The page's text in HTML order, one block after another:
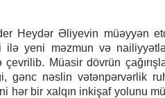
Heydər Əliyevin müəyyən
ilə yeni məzmun və
çevrilib. Müasir dövrün
gənc nəslin vətənpərvərlik
hər bir xalqın inkişaf yolunu